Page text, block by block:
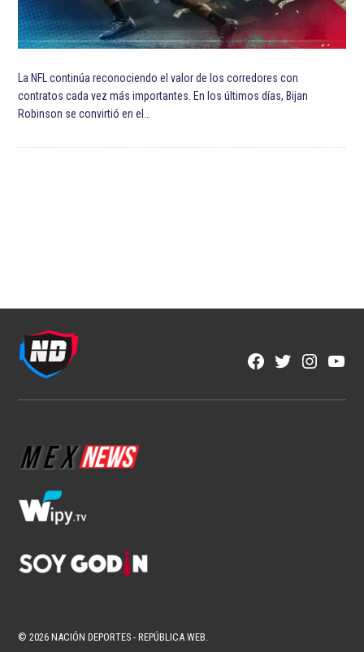
NFL
Estos son los favoritos para conquistar